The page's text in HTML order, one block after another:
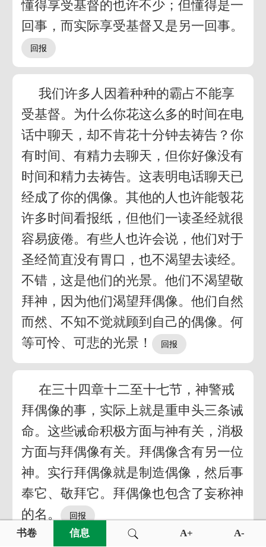
懂得享受基督的也许不少；但懂得是一
回事，而实际享受基督又是另一回事。
我们许多人因着种种的霸占不能享
受基督。为什么你花这么多的时间在电
话中聊天，却不肯花十分钟去祷告？你
有时间、有精力去聊天，但你好像没有
时间和精力去祷告。这表明电话聊天已
经成了你的偶像。其他的人也许能彀花
许多时间看报纸，但他们一读圣经就很
容易疲倦。有些人也许会说，他们对于
圣经简直没有胃口，也不渴望去读经。
不错，这是他们的光景。他们不渴望敬
拜神，因为他们渴望拜偶像。他们自然
而然、不知不觉就顾到自己的偶像。何
等可怜、可悲的光景！
在三十四章十二至十七节，神警戒
拜偶像的事，实际上就是重申头三条诫
命。这些诫命积极方面与神有关，消极
方面与拜偶像有关。拜偶像含有另一位
神。实行拜偶像就是制造偶像，然后事
奉它、敬拜它。拜偶像也包含了妄称神
的名。
书卷 信息 A+ A-